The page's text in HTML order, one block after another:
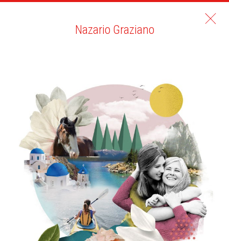
Nazario Graziano